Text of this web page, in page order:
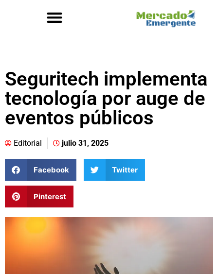
Seguritech implementa
tecnología por auge de
eventos públicos
Editorial julio 31, 2025
Facebook Twitter
Pinterest